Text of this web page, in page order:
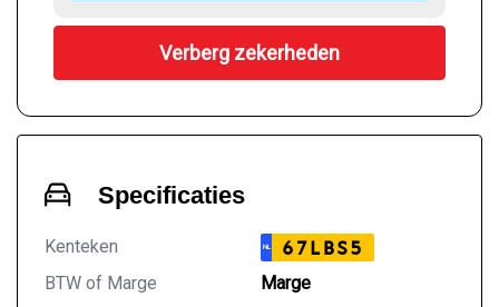
Verberg zekerheden
Specificaties
Kenteken NL 67LBS5
BTW of Marge
Marge